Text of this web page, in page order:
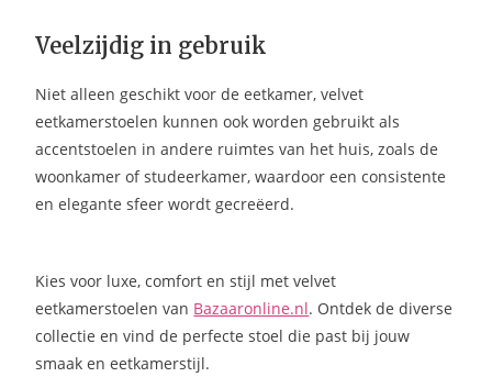
Veelzijdig in gebruik
Niet alleen geschikt voor de eetkamer, velvet
eetkamerstoelen kunnen ook worden gebruikt als
accentstoelen in andere ruimtes van het huis, zoals de
woonkamer of studeerkamer, waardoor een consistente
en elegante sfeer wordt gecreëerd.
Kies voor luxe, comfort en stijl met velvet
eetkamerstoelen van Bazaaronline.nl. Ontdek de diverse
collectie en vind de perfecte stoel die past bij jouw
smaak en eetkamerstijl.